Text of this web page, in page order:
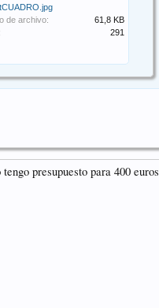
de archivo:
61,8 KB
291
presupuesto para 400 euros